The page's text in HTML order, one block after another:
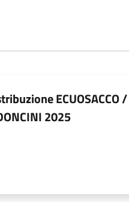
ECUOSACCO
2025